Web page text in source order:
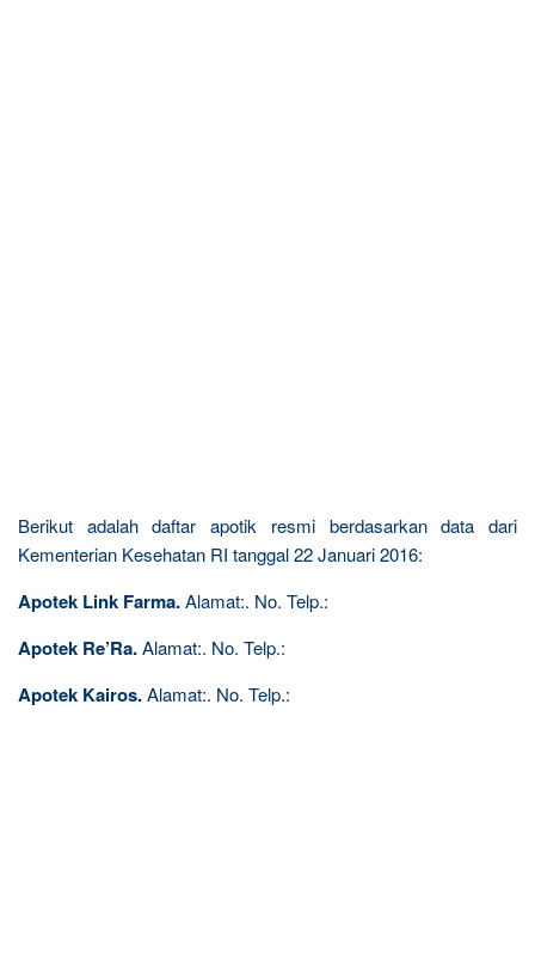
Berikut adalah daftar apotik resmi berdasarkan data dari
Kementerian Kesehatan RI tanggal 22 Januari 2016:
Apotek Link Farma.Alamat:. No. Telp.:
Apotek Re’Ra.Alamat:. No. Telp.:
Apotek Kairos.Alamat:. No. Telp.: